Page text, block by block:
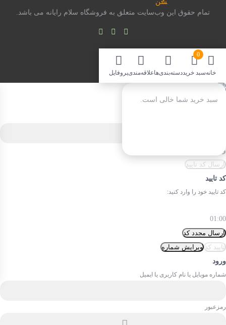
تمام حقوق اين وب‌سايت متعلق به فروشگاه سلام رایانه می باشد.
خانه
0
سبد خریددسته‌بندی‌هاعلاقه‌مندیپروفایل
سبد خرید شما خالی است.
ورود / عضویت
ورود با نام کاربری یا ایمیل
ارسال کد تایید
کد تایید
کد تایید خود را وارد کنید:
01:00
ارسال مجدد کد
تایید کد ویرایش شماره
ورود
شماره موبایل یا نام کاربری یا ایمیل
رمزعبور